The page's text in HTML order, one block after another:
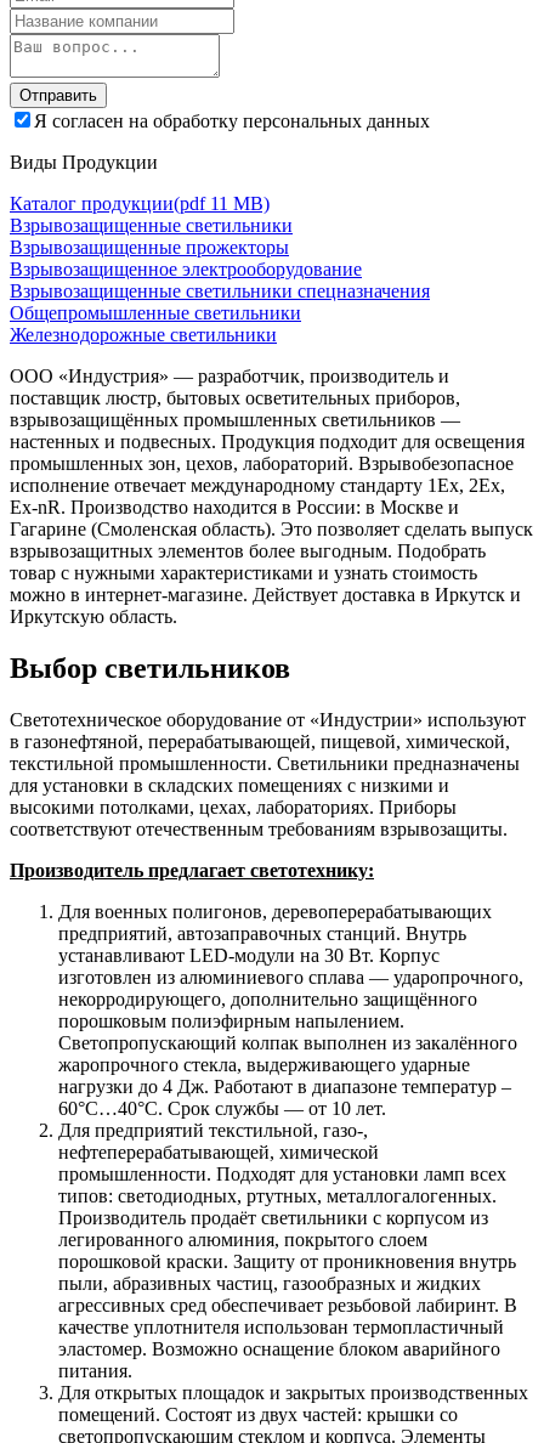
Отправить
Я согласен на обработку персональных данных
Виды Продукции
Каталог продукции(pdf 11 MB)
Взрывозащищенные светильники
Взрывозащищенные прожекторы
Взрывозащищенное электрооборудование
Взрывозащищенные светильники спецназначения
Общепромышленные светильники
Железнодорожные светильники
ООО «Индустрия» — разработчик, производитель и
поставщик люстр, бытовых осветительных приборов,
взрывозащищённых промышленных светильников —
настенных и подвесных. Продукция подходит для освещения
промышленных зон, цехов, лабораторий. Взрывобезопасное
исполнение отвечает международному стандарту 1Ех, 2Ех,
Ex-nR. Производство находится в России: в Москве и
Гагарине (Смоленская область). Это позволяет сделать выпуск
взрывозащитных элементов более выгодным. Подобрать
товар с нужными характеристиками и узнать стоимость
можно в интернет-магазине. Действует доставка в Иркутск и
Иркутскую область.
Выбор светильников
Светотехническое оборудование от «Индустрии» используют
в газонефтяной, перерабатывающей, пищевой, химической,
текстильной промышленности. Светильники предназначены
для установки в складских помещениях с низкими и
высокими потолками, цехах, лабораториях. Приборы
соответствуют отечественным требованиям взрывозащиты.
Производитель предлагает светотехнику:
Для военных полигонов, деревоперерабатывающих
предприятий, автозаправочных станций. Внутрь
устанавливают LED-модули на 30 Вт. Корпус
изготовлен из алюминиевого сплава — ударопрочного,
некорродирующего, дополнительно защищённого
порошковым полиэфирным напылением.
Светопропускающий колпак выполнен из закалённого
жаропрочного стекла, выдерживающего ударные
нагрузки до 4 Дж. Работают в диапазоне температур –
60°С…40°С. Срок службы — от 10 лет.
Для предприятий текстильной, газо-,
нефтеперерабатывающей, химической
промышленности. Подходят для установки ламп всех
типов: светодиодных, ртутных, металлогалогенных.
Производитель продаёт светильники с корпусом из
легированного алюминия, покрытого слоем
порошковой краски. Защиту от проникновения внутрь
пыли, абразивных частиц, газообразных и жидких
агрессивных сред обеспечивает резьбовой лабиринт. В
качестве уплотнителя использован термопластичный
эластомер. Возможно оснащение блоком аварийного
питания.
Для открытых площадок и закрытых производственных
помещений. Состоят из двух частей: крышки со
светопропускающим стеклом и корпуса. Элементы